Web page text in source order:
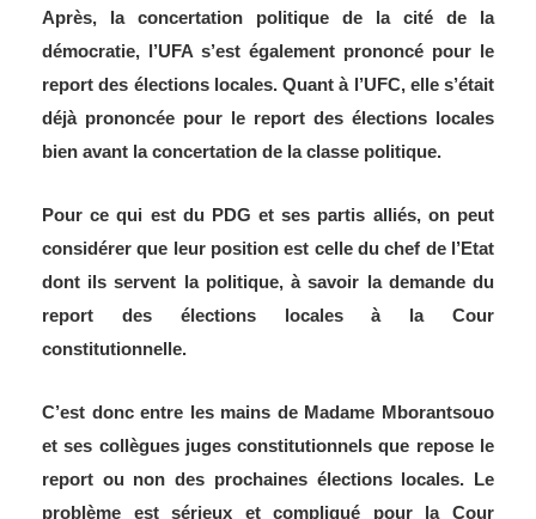
Après, la concertation politique de la cité de la
démocratie, l’UFA s’est également prononcé pour le
report des élections locales. Quant à l’UFC, elle s’était
déjà prononcée pour le report des élections locales
bien avant la concertation de la classe politique.
Pour ce qui est du PDG et ses partis alliés, on peut
considérer que leur position est celle du chef de l’Etat
dont ils servent la politique, à savoir la demande du
report des élections locales à la Cour
constitutionnelle.
C’est donc entre les mains de Madame Mborantsouo
et ses collègues juges constitutionnels que repose le
report ou non des prochaines élections locales. Le
problème est sérieux et compliqué pour la Cour